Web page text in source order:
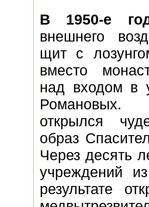
В 1950-е
внешнего
щит с
вместо
над входом в
открылся
образ
Через десять
учреждений
результате